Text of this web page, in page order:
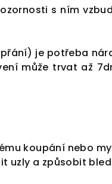
s ním
je potřeba
může trvat až
koupání nebo
uzly a způsobit